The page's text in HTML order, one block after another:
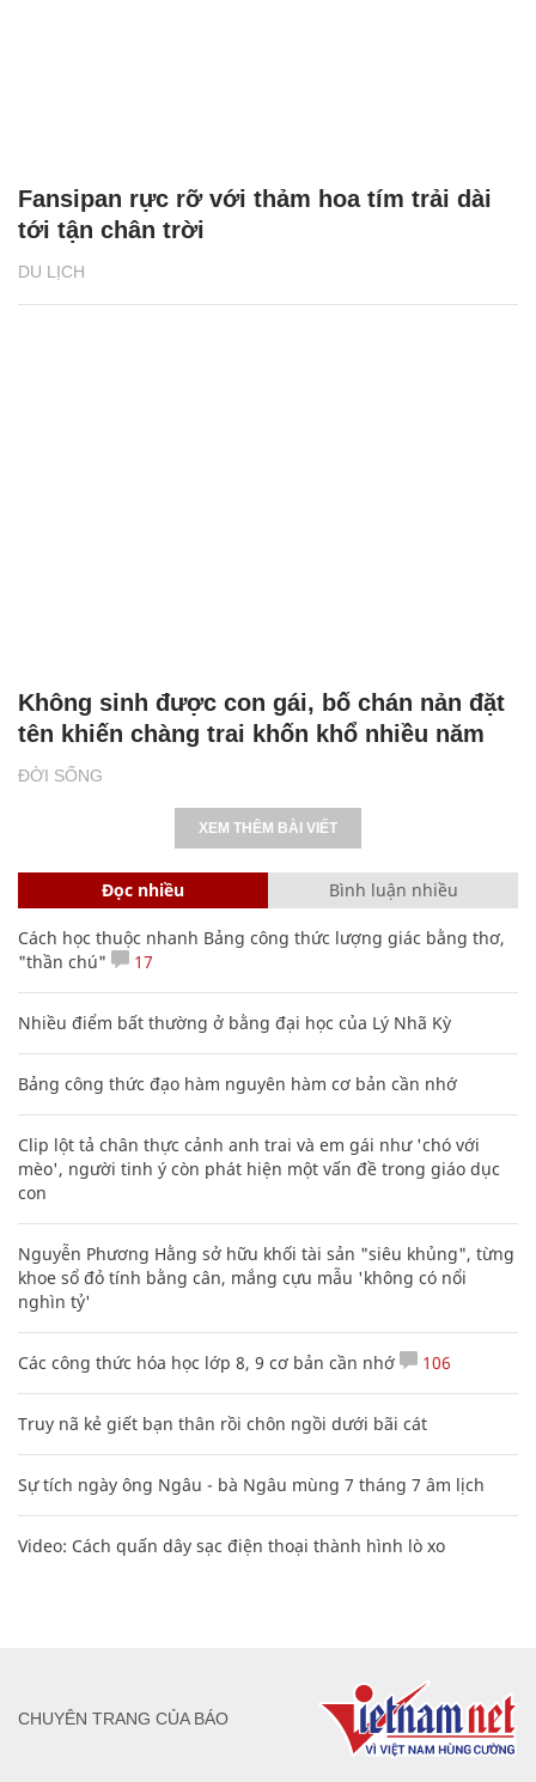
DU LỊCH
Fansipan rực rỡ với thảm hoa tím trải dài
tới tận chân trời
ĐỜI SỐNG
Không sinh được con gái, bố chán nản đặt
tên khiến chàng trai khốn khổ nhiều năm
XEM THÊM BÀI VIẾT
Đọc nhiều Bình luận nhiều
Cách học thuộc nhanh Bảng công thức lượng giác bằng thơ,
"thần chú"
17
Nhiều điểm bất thường ở bằng đại học của Lý Nhã Kỳ
Bảng công thức đạo hàm nguyên hàm cơ bản cần nhớ
Clip lột tả chân thực cảnh anh trai và em gái như 'chó với
mèo', người tinh ý còn phát hiện một vấn đề trong giáo dục
con
Nguyễn Phương Hằng sở hữu khối tài sản "siêu khủng", từng
khoe sổ đỏ tính bằng cân, mắng cựu mẫu 'không có nổi
nghìn tỷ'
Các công thức hóa học lớp 8, 9 cơ bản cần nhớ 106
Truy nã kẻ giết bạn thân rồi chôn ngồi dưới bãi cát
Sự tích ngày ông Ngâu - bà Ngâu mùng 7 tháng 7 âm lịch
Video: Cách quấn dây sạc điện thoại thành hình lò xo
CHUYÊN TRANG CỦA BÁO